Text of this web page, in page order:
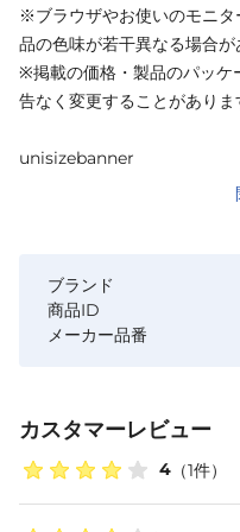
※ブラウザやお使いのモニ
品の色味が若干異なる場合が
※掲載の価格・製品のパッケ
告なく変更することがありま
unisizebanner
ブランド
商品ID
メーカー品番
カスタマーレビュー
4 （1件）